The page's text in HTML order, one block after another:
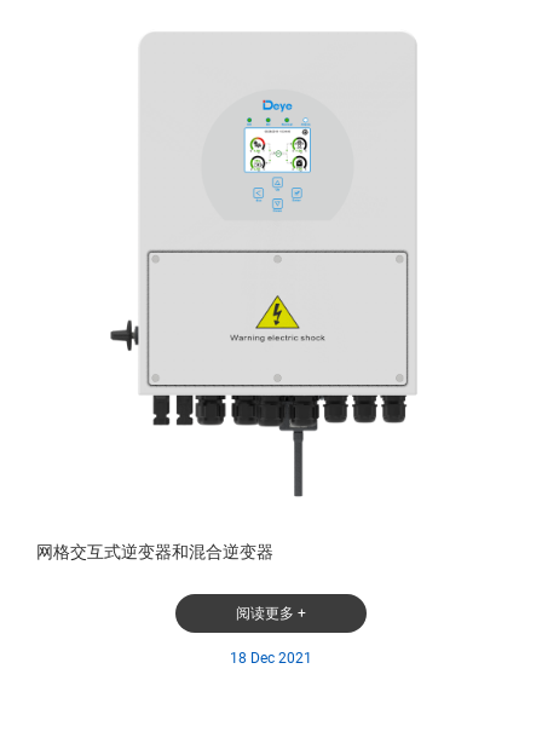
网格交互式逆变器和混合逆变器
阅读更多 +
18 Dec 2021